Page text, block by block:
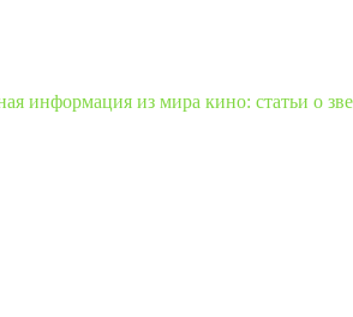
информация из мира кино: статьи о